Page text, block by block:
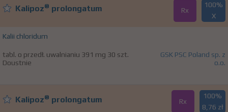
Kalipoz® prolongatum Rx
100%
X
Kalii chloridum
tabl. o przedł. uwalnianiu 391 mg 30 szt.
Doustnie
GSK PSC Poland sp. z
o.o.
Kalipoz® prolongatum Rx
100%
8,76 zł